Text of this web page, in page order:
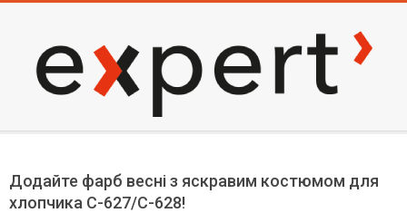
content
EXPERT
Menu
Додайте фарб весні з яскравим костюмом для
хлопчика С-627/С-628!